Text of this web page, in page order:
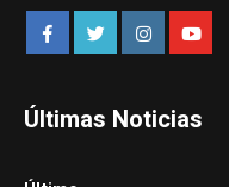
Últimas Noticias